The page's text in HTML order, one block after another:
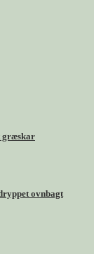
græskar
ovnbagt